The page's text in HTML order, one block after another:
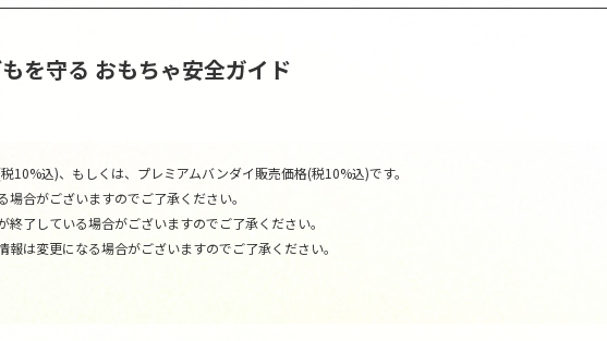
を守る おもちゃ安全ガイド
込)、もしくは、プレミアムバンダイ販売価格(税10%込)です。
合がございますのでご了承ください。
了している場合がございますのでご了承ください。
は変更になる場合がございますのでご了承ください。